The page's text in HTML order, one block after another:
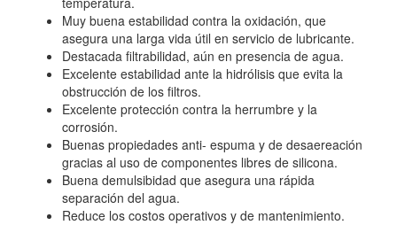
Muy buena estabilidad contra la oxidación, que
asegura una larga vida útil en servicio de lubricante.
Destacada filtrabilidad, aún en presencia de agua.
Excelente estabilidad ante la hidrólisis que evita la
obstrucción de los filtros.
Excelente protección contra la herrumbre y la
corrosión.
Buenas propiedades anti- espuma y de desaereación
gracias al uso de componentes libres de silicona.
Buena demulsibidad que asegura una rápida
separación del agua.
Reduce los costos operativos y de mantenimiento.